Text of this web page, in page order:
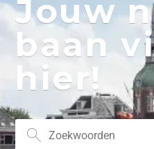
Jouw
baan
hier!